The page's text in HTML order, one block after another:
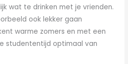
wat te drinken met je vrienden.
ook lekker gaan
warme zomers en met een
studententijd optimaal van